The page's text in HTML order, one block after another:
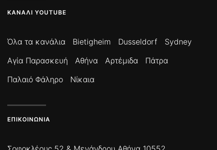
ΚΑΝΆΛΙ YOUTUBE
Όλα τα κανάλια Bietigheim Dusseldorf
Sydney
Αγία Παρασκευή
Αθήνα Αρτέμιδα
Πάτρα
Παλαιό Φάληρο
Νίκαια
ΕΠΙΚΟΙΝΩΝΊΑ